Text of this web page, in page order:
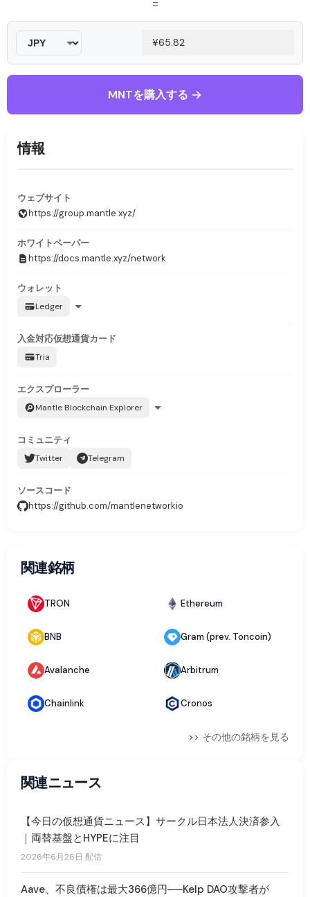
=
MNTを購入する
情報
ウェブサイト
https://group.mantle.xyz/
ホワイトペーパー
https://docs.mantle.xyz/network
ウォレット
Ledger
入金対応仮想通貨カード
Tria
エクスプローラー
Mantle Blockchain Explorer
コミュニティ
Twitter Telegram
ソースコード
https://github.com/mantlenetworkio
関連銘柄
TRON Ethereum
BNB Gram (prev. Toncoin)
Avalanche Arbitrum
Chainlink Cronos
>> その他の銘柄を見る
関連ニュース
【今日の仮想通貨ニュース】サークル日本法人決済参入
｜両替基盤とHYPEに注目
2026年6月26日 配信
Aave、不良債権は最大366億円──Kelp DAO攻撃者が